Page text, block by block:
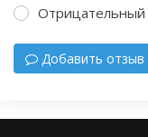
Отрицательный
Добавить отзыв